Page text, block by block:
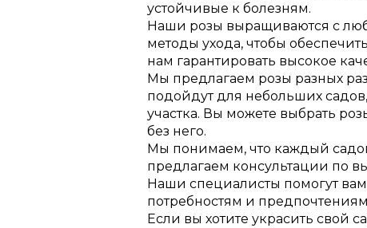
устойчивые к болезням.
Наши розы выращиваются с
методы ухода, чтобы
нам гарантировать высокое
Мы предлагаем розы разных
подойдут для небольших
участка. Вы можете выбрать
без него.
Мы понимаем, что каждый
предлагаем консультации по
Наши специалисты помогут вам
потребностям и
Если вы хотите украсить свой